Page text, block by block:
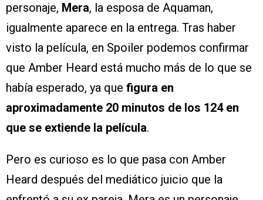
personaje, Mera, la esposa de Aquaman,
igualmente aparece en la entrega. Tras haber
visto la película, en Spoiler podemos confirmar
que Amber Heard está mucho más de lo que se
había esperado, ya que figura en
aproximadamente 20 minutos de los 124 en
que se extiende la película.
Pero es curioso es lo que pasa con Amber
Heard después del mediático juicio que la